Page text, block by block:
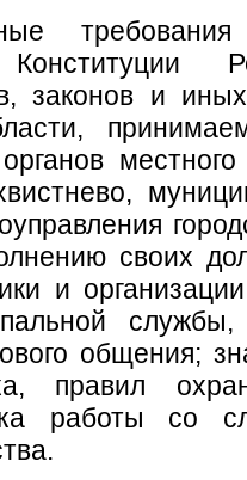
законов и
своих
и
общения;
правил
работы со